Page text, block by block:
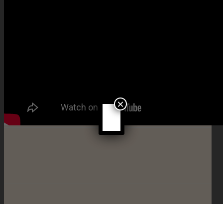
×